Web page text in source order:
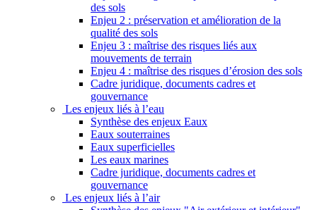
des sols
Enjeu 2 : préservation et amélioration de la
qualité des sols
Enjeu 3 : maîtrise des risques liés aux
mouvements de terrain
Enjeu 4 : maîtrise des risques d’érosion des sols
Cadre juridique, documents cadres et
gouvernance
Les enjeux liés à l’eau
Synthèse des enjeux Eaux
Eaux souterraines
Eaux superficielles
Les eaux marines
Cadre juridique, documents cadres et
gouvernance
Les enjeux liés à l’air